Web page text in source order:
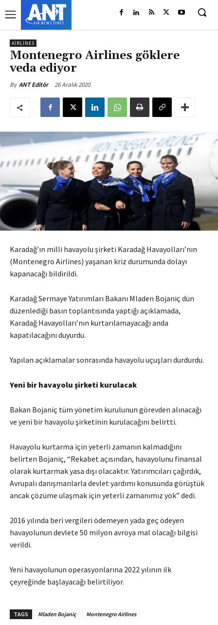
AIRLINES
Montenegro Airlines göklere
veda ediyor
By ANT Editör 26 Aralık 2020
Karadağ’ın milli havayolu şirketi Karadağ Havayolları’nın
(Montenegro Airlines) yaşanan kriz durumunda dolayı
kapanacağı bildirildi.
Karadağ Sermaye Yatırımları Bakanı Mladen Bojaniç dün
düzenlediği basın toplantısında yaptığı açıklamada,
Karadağ Havayolları’nın kurtarılamayacağı anda
kapatılacağını duyurdu.
Yapılan açıklamalar sonrasında havayolu uçuşları durdurdu.
Yeni bir havayolu şirketi kurulacak
Bakan Bojaniç tüm yönetim kurulunun görevden alınacağı
ve yeni bir havayolu şirketinin kurulacağını belirtti.
Havayolu kurtarma için yeterli zamanın kalmadığını
belirten Bojaniç, “Rekabet açısından, havayolunu finansal
olarak kurtarmak yasa dışı olacaktır. Yatırımcıları çağırdık,
Avrupalı danışmanlarla devlet yardımı konusunda görüştük
ancak çözüme ulaşmak için yeterli zamanımız yok” dedi.
2016 yılında beri vergileri ödemeyen yada geç ödeyen
havayolunun devlete 50 milyon avroya mal olacağı bilgisi
verildi.
Yeni havayolunun operasyonlarına 2022 yılının ilk
çeyreğinde başlayacağı belirtiliyor.
TAGS Mladen Bojaniç Montenegro Airlines